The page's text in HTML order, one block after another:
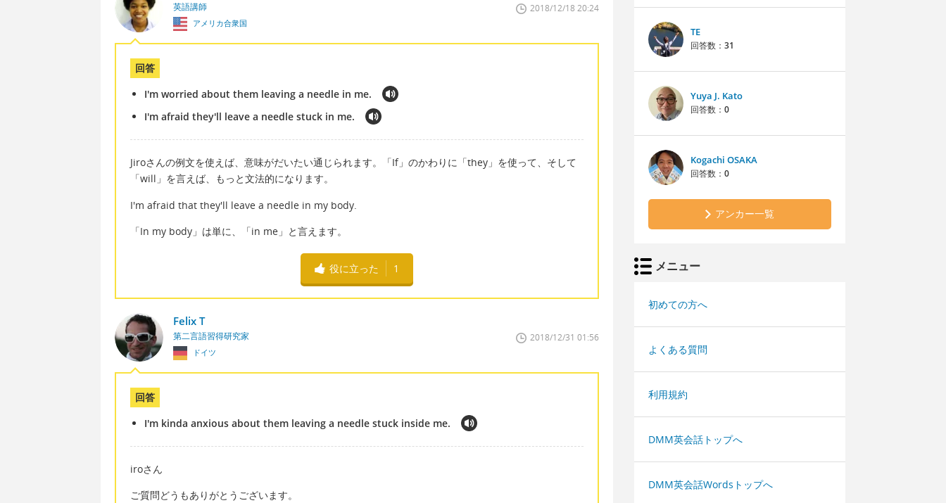
英語講師
アメリカ合衆国
2018/12/18 20:24
回答
I'm worried about them leaving a needle in me.
I'm afraid they'll leave a needle stuck in me.
Jiroさんの例文を使えば、意味がだいたい通じられます。「If」のかわりに「they」を使って、そして
「will」を言えば、もっと文法的になります。
I'm afraid that they'll leave a needle in my body.
「In my body」は単に、「in me」と言えます。
役に立った 1
Felix T
第二言語習得研究家
ドイツ
2018/12/31 01:56
回答
I'm kinda anxious about them leaving a needle stuck inside me.
iroさん
ご質問どうもありがとうございます。
TE
回答数： 31
Yuya J. Kato
回答数： 0
Kogachi OSAKA
回答数： 0
アンカー一覧
メニュー
初めての方へ
よくある質問
利用規約
DMM英会話トップへ
DMM英会話Wordsトップへ